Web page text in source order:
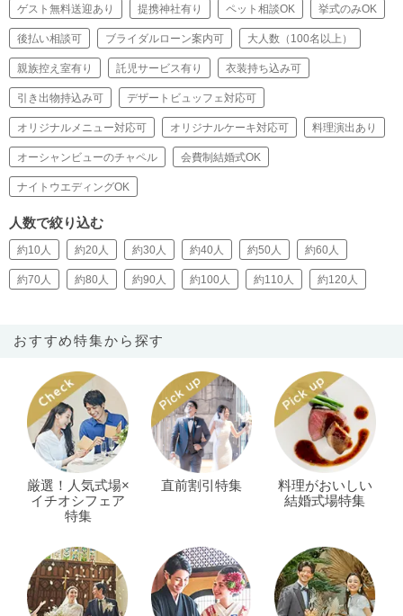
ゲスト無料送迎あり 提携神社有り ペット相談OK 挙式のみOK
後払い相談可 ブライダルローン案内可 大人数（100名以上）
親族控え室有り 託児サービス有り 衣装持ち込み可
引き出物持込み可 デザートビュッフェ対応可
オリジナルメニュー対応可 オリジナルケーキ対応可 料理演出あり
オーシャンビューのチャペル 会費制結婚式OK
ナイトウエディングOK
人数で絞り込む
約10人 約20人 約30人 約40人 約50人 約60人
約70人 約80人 約90人 約100人 約110人 約120人
おすすめ特集から探す
厳選！人気式場×
イチオシフェア
特集
直前割引特集
料理がおいしい
結婚式場特集